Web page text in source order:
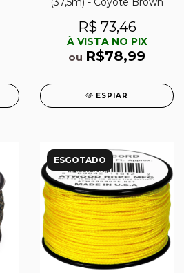
R$ 73,46
À VISTA NO PIX
ou R$78,99
ESPIAR
ESGOTADO